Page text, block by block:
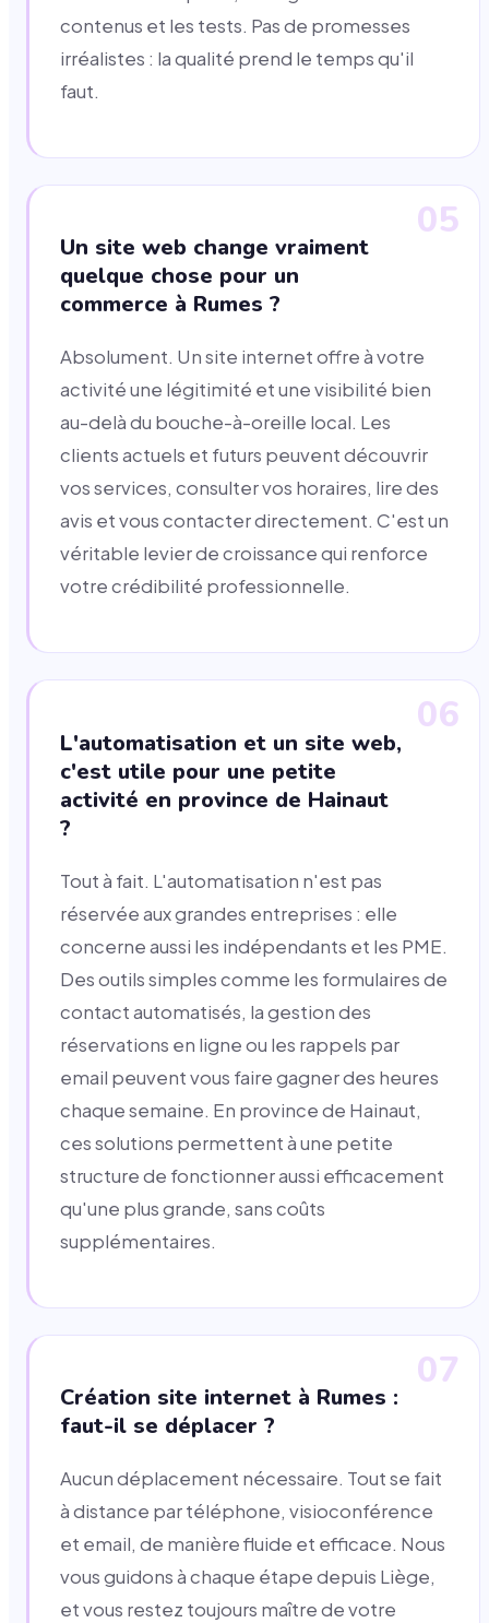
contenus et les tests. Pas de promesses
irréalistes : la qualité prend le temps qu'il
faut.
05
Un site web change vraiment
quelque chose pour un
commerce à Rumes ?
Absolument. Un site internet offre à votre
activité une légitimité et une visibilité bien
au-delà du bouche-à-oreille local. Les
clients actuels et futurs peuvent découvrir
vos services, consulter vos horaires, lire des
avis et vous contacter directement. C'est un
véritable levier de croissance qui renforce
votre crédibilité professionnelle.
06
L'automatisation et un site web,
c'est utile pour une petite
activité en province de Hainaut
?
Tout à fait. L'automatisation n'est pas
réservée aux grandes entreprises : elle
concerne aussi les indépendants et les PME.
Des outils simples comme les formulaires de
contact automatisés, la gestion des
réservations en ligne ou les rappels par
email peuvent vous faire gagner des heures
chaque semaine. En province de Hainaut,
ces solutions permettent à une petite
structure de fonctionner aussi efficacement
qu'une plus grande, sans coûts
supplémentaires.
07
Création site internet à Rumes :
faut-il se déplacer ?
Aucun déplacement nécessaire. Tout se fait
à distance par téléphone, visioconférence
et email, de manière fluide et efficace. Nous
vous guidons à chaque étape depuis Liège,
et vous restez toujours maître de votre